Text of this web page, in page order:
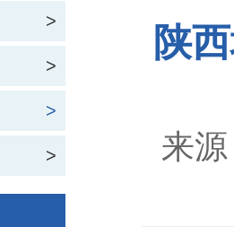
>
>
>
>
陕
来